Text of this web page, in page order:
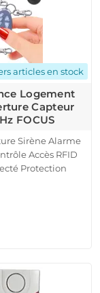
articles en stock
Logement
Capteur
FOCUS
Sirène Alarme
Accès RFID
Protection
GSM